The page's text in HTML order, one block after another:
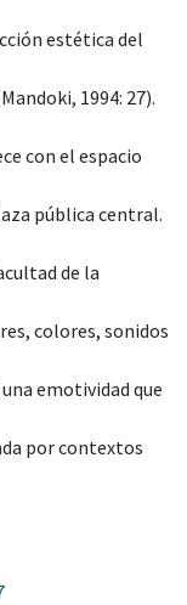
estética del
1994: 27).
con el espacio
pública central.
de la
colores, sonidos
emotividad que
por contextos